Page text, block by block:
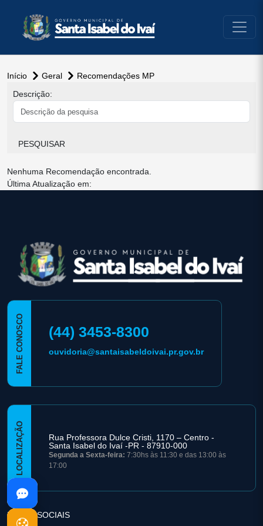
Início Geral
Recomendações MP
principal
Descrição:
PESQUISAR
Nenhuma Recomendação encontrada.
Última Atualização em:
FALE CONOSCO (44) 3453-8300
ouvidoria@santaisabeldoivai.pr.gov.br
LOCALIZAÇÃO
Rua Professora Dulce Cristi, 1170 – Centro -
Santa Isabel do Ivaí -PR - 87910-000
Segunda a Sexta-feira: 7:30hs às 11:30 e das 13:00 às
17:00
REDES SOCIAIS